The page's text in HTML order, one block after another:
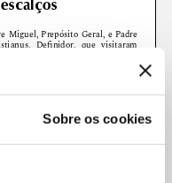
Sobre os cookies